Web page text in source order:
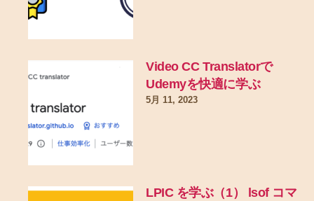
Video CC Translatorで
Udemyを快適に学ぶ
5月 11, 2023
LPIC を学ぶ（1） lsof コマ